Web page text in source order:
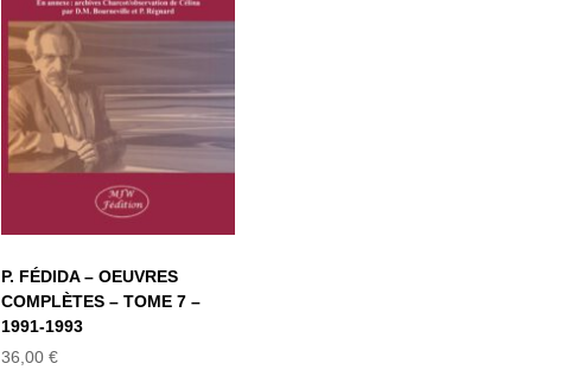
P. FÉDIDA –
OEUVRES
COMPLÈTES –
TOME 7 – 1991-
1993
P. FÉDIDA – OEUVRES
COMPLÈTES – TOME 7 –
1991-1993
36,00 €